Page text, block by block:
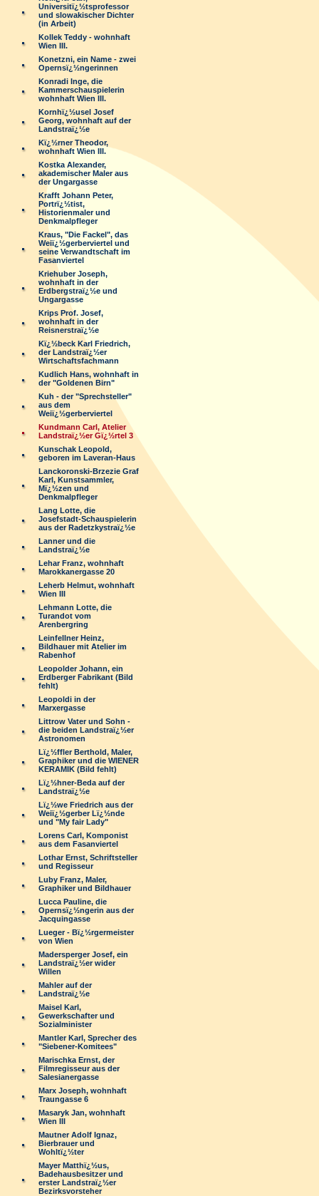
Universitï¿½tsprofessor
und slowakischer Dichter
(in Arbeit)
Kollek Teddy - wohnhaft
Wien III.
Konetzni, ein Name - zwei
Opernsï¿½ngerinnen
Konradi Inge, die
Kammerschauspielerin
wohnhaft Wien III.
Kornhï¿½usel Josef
Georg, wohnhaft auf der
Landstraï¿½e
Kï¿½rner Theodor,
wohnhaft Wien III.
Kostka Alexander,
akademischer Maler aus
der Ungargasse
Krafft Johann Peter,
Portrï¿½tist,
Historienmaler und
Denkmalpfleger
Kraus, "Die Fackel", das
Weiï¿½gerberviertel und
seine Verwandtschaft im
Fasanviertel
Kriehuber Joseph,
wohnhaft in der
Erdbergstraï¿½e und
Ungargasse
Krips Prof. Josef,
wohnhaft in der
Reisnerstraï¿½e
Kï¿½beck Karl Friedrich,
der Landstraï¿½er
Wirtschaftsfachmann
Kudlich Hans, wohnhaft in
der "Goldenen Birn"
Kuh - der "Sprechsteller"
aus dem
Weiï¿½gerberviertel
Kundmann Carl, Atelier
Landstraï¿½er Gï¿½rtel 3
Kunschak Leopold,
geboren im Laveran-Haus
Lanckoronski-Brzezie Graf
Karl, Kunstsammler,
Mï¿½zen und
Denkmalpfleger
Lang Lotte, die
Josefstadt-Schauspielerin
aus der Radetzkystraï¿½e
Lanner und die
Landstraï¿½e
Lehar Franz, wohnhaft
Marokkanergasse 20
Leherb Helmut, wohnhaft
Wien III
Lehmann Lotte, die
Turandot vom
Arenbergring
Leinfellner Heinz,
Bildhauer mit Atelier im
Rabenhof
Leopolder Johann, ein
Erdberger Fabrikant (Bild
fehlt)
Leopoldi in der
Marxergasse
Littrow Vater und Sohn -
die beiden Landstraï¿½er
Astronomen
Lï¿½ffler Berthold, Maler,
Graphiker und die WIENER
KERAMIK (Bild fehlt)
Lï¿½hner-Beda auf der
Landstraï¿½e
Lï¿½we Friedrich aus der
Weiï¿½gerber Lï¿½nde
und "My fair Lady"
Lorens Carl, Komponist
aus dem Fasanviertel
Lothar Ernst, Schriftsteller
und Regisseur
Luby Franz, Maler,
Graphiker und Bildhauer
Lucca Pauline, die
Opernsï¿½ngerin aus der
Jacquingasse
Lueger - Bï¿½rgermeister
von Wien
Madersperger Josef, ein
Landstraï¿½er wider
Willen
Mahler auf der
Landstraï¿½e
Maisel Karl,
Gewerkschafter und
Sozialminister
Mantler Karl, Sprecher des
"Siebener-Komitees"
Marischka Ernst, der
Filmregisseur aus der
Salesianergasse
Marx Joseph, wohnhaft
Traungasse 6
Masaryk Jan, wohnhaft
Wien III
Mautner Adolf Ignaz,
Bierbrauer und
Wohltï¿½ter
Mayer Matthï¿½us,
Badehausbesitzer und
erster Landstraï¿½er
Bezirksvorsteher